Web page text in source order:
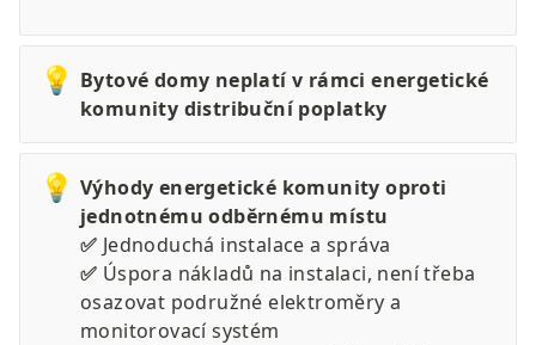
💡 Bytové domy neplatí v rámci energetické
komunity distribuční poplatky
💡 Výhody energetické komunity oproti
jednotnému odběrnému místu
✅
✅ Úspora nákladů na instalaci, není třeba
osazovat podružné elektroměry a